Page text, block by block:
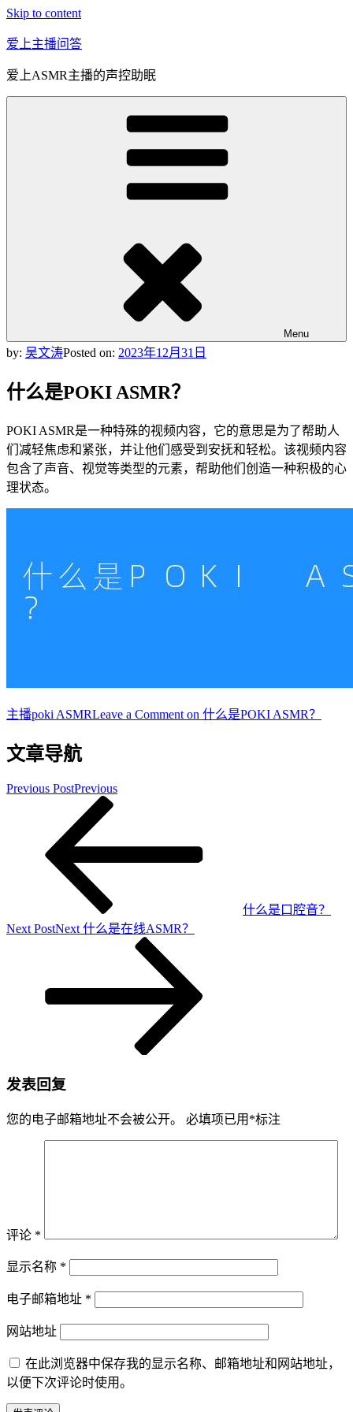
Skip to content
爱上主播问答
爱上ASMR主播的声控助眠
Menu
by: 吴文涛Posted on: 2023年12月31日
什么是POKI ASMR？
POKI ASMR是一种特殊的视频内容，它的意思是为了帮助人
们减轻焦虑和紧张，并让他们感受到安抚和轻松。该视频内容
包含了声音、视觉等类型的元素，帮助他们创造一种积极的心
理状态。
主播poki ASMRLeave a Comment on 什么是POKI ASMR？
文章导航
Previous PostPrevious
什么是口腔音？
Next PostNext 什么是在线ASMR？
发表回复
您的电子邮箱地址不会被公开。 必填项已用 *标注
评论 *
显示名称 *
电子邮箱地址 *
网站地址
在此浏览器中保存我的显示名称、邮箱地址和网站地址，
以便下次评论时使用。